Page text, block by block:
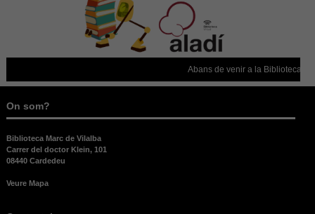
Abans de venir a la Biblioteca,
On som?
Biblioteca Marc de Vilalba
Carrer del doctor Klein, 101
08440 Cardedeu
Veure Mapa
opcionals,
són
necessàries
per al bon
funcionament
web.
Estadístiques